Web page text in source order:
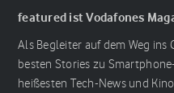
featured ist Vodafones
Als Begleiter auf dem Weg
besten Stories zu
heißesten Tech-News und